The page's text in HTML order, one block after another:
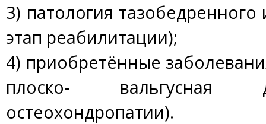
3) патология тазобедренного
этап реабилитации);
4) приобретённые
плоско- вальгусная
остеохондропатии).